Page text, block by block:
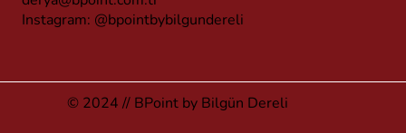
Instagram: @bpointbybilgundereli
© 2024 // BPoint by Bilgün Dereli